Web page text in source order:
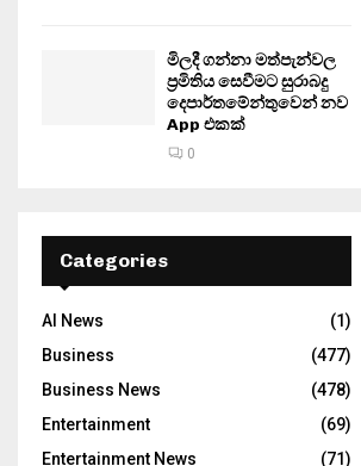
මිලදී ගන්නා මත්පැන්වල
ප්‍රමිතිය සෙවීමට සුරාබදු
දෙපාර්තමේන්තුවෙන් නව
App එකක්
0
Categories
AI News
(1)
Business
(477)
Business News
(478)
Entertainment
(69)
Entertainment News
(71)